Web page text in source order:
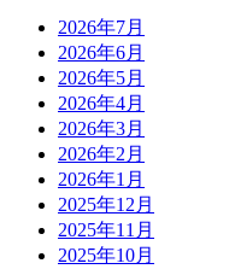
2026年7月
2026年6月
2026年5月
2026年4月
2026年3月
2026年2月
2026年1月
2025年12月
2025年11月
2025年10月